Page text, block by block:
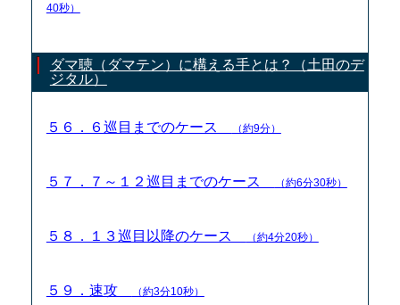
40秒）
ダマ聴（ダマテン）に構える手とは？（土田のデ
ジタル）
５６．６巡目までのケース （約9分）
５７．７～１２巡目までのケース （約6分30秒）
５８．１３巡目以降のケース （約4分20秒）
５９．速攻 （約3分10秒）